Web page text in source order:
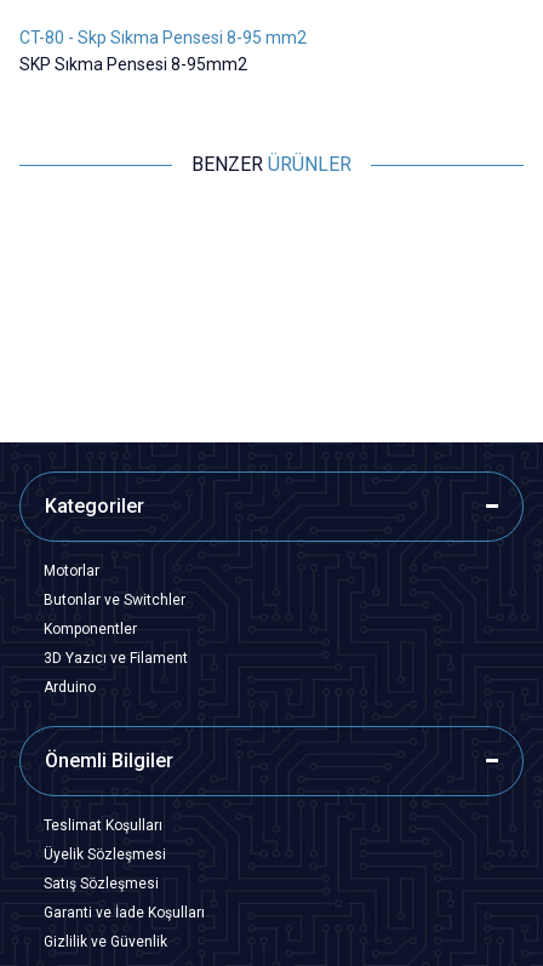
CT-80 - Skp Sıkma Pensesi 8-95 mm2
SKP Sıkma Pensesi 8-95mm2
BENZER ÜRÜNLER
Kategoriler
Motorlar
Butonlar ve Switchler
Komponentler
3D Yazıcı ve Filament
Arduino
Önemli Bilgiler
Teslimat Koşulları
Üyelik Sözleşmesi
Satış Sözleşmesi
Garanti ve İade Koşulları
Gizlilik ve Güvenlik